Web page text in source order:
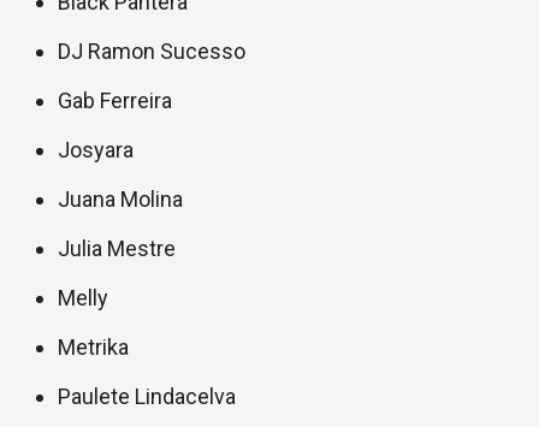
DJ Ramon Sucesso
Gab Ferreira
Josyara
Juana Molina
Julia Mestre
Melly
Metrika
Paulete Lindacelva